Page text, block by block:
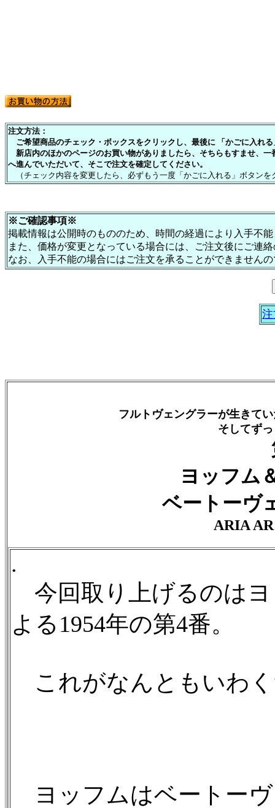
注文方法：
ご希望商品のチェック・ボックスをクリックし、最後に 「かごに入れ
新店内のほかのページのお買い物がありましたら、そちらもすませ、一
へ進んでいただいて、そこで注文を確定してください。
（チェック内容を変更したら、必ずもう一度「かごに入れる」ボタン
※ご確認事項※
掲載情報は公開時のもののため、時間の経過により入手不
また、価格が変更となっている場合には、ご注文後にご連
なお、入手不能の場合にはご注文を承ることができません
フルトヴェングラーが生きて
そしてず
ヨッフム
ベートーヴ
ARIA AR
.
今回取り上げるのは
よる1954年の第4番。
これがなんともいわ
ヨッフムはベートー